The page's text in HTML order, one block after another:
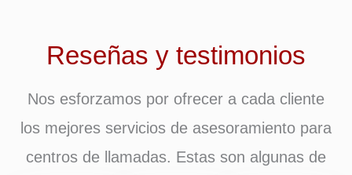
Reseñas y testimonios
Nos esforzamos por ofrecer a cada cliente
los mejores servicios de asesoramiento para
centros de llamadas. Estas son algunas de